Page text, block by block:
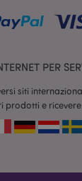
PER
siti
prodotti e